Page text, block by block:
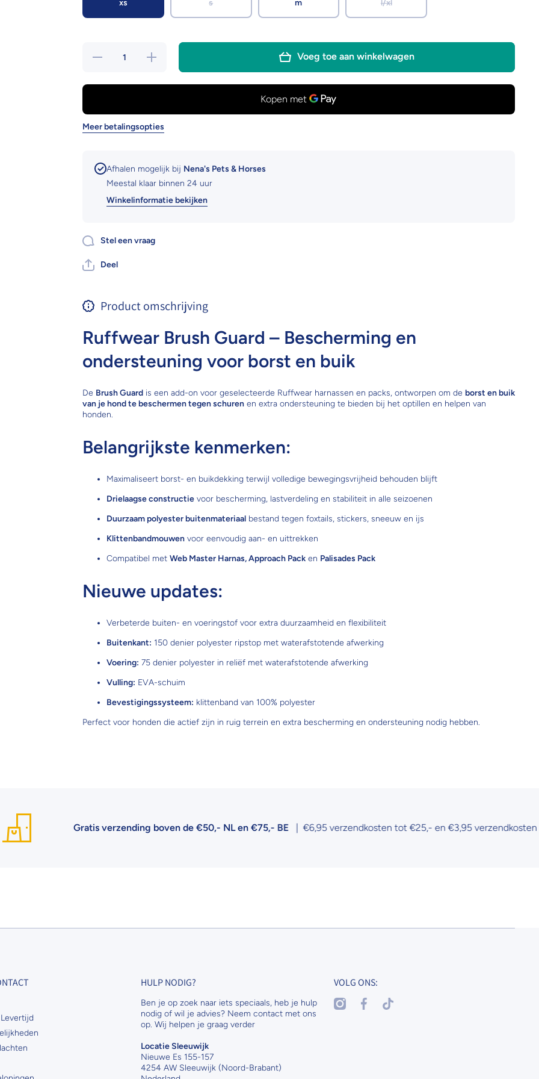
xs s m l/xl
Hoeveelheid
Verhoog de
hoeveelheid
Voeg toe aan winkelwagen
Meer betalingsopties
Afhalen mogelijk bij Nena's Pets & Horses
Meestal klaar binnen 24 uur
Winkelinformatie bekijken
Stel een vraag
Deel
Product omschrijving
Ruffwear Brush Guard – Bescherming en
ondersteuning voor borst en buik
De Brush Guardis een add-on voor geselecteerde Ruffwear harnassen en packs, ontworpen om de borst en buik
van je hond te beschermen tegen schurenen extra ondersteuning te bieden bij het optillen en helpen van
honden.
Belangrijkste kenmerken:
Maximaliseert borst- en buikdekking terwijl volledige bewegingsvrijheid behouden blijft
Drielaagse constructievoor bescherming, lastverdeling en stabiliteit in alle seizoenen
Duurzaam polyester buitenmateriaalbestand tegen foxtails, stickers, sneeuw en ijs
Klittenbandmouwenvoor eenvoudig aan- en uittrekken
Compatibel met Web Master Harnas, Approach Packen Palisades Pack
Nieuwe updates:
Verbeterde buiten- en voeringstof voor extra duurzaamheid en flexibiliteit
Buitenkant: 150 denier polyester ripstop met waterafstotende afwerking
Voering: 75 denier polyester in reliëf met waterafstotende afwerking
Vulling: EVA-schuim
Bevestigingssysteem: klittenband van 100% polyester
Perfect voor honden die actief zijn in ruig terrein en extra bescherming en ondersteuning nodig hebben.
Gratis verzending boven de €50,- NL en €75,- BE| €6,95 verzendkosten tot €25,- en €3,95 verzendkosten tot
HULP NODIG?
Ben je op zoek naar iets speciaals, heb je hulp
nodig of wil je advies? Neem contact met ons
op. Wij helpen je graag verder
Locatie Sleeuwijk
Nieuwe Es 155-157
4254 AW Sleeuwijk (Noord-Brabant)
VOLG ONS:
instagramcom/nenaspetsandhorses
facebookcom/nenasdogscats
tiktokcom/@nenaspetsnl